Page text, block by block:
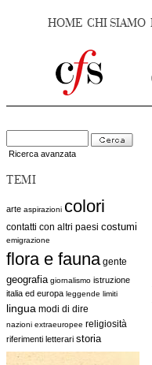
HOME CHI SIAMO
Ricerca avanzata
TEMI
arte aspirazioni colori
contatti con altri paesi costumi
emigrazione
flora e fauna gente
geografia giornalismo istruzione
italia ed europa leggende limiti
lingua modi di dire
nazioni extraeuropee religiosità
riferimenti letterari storia